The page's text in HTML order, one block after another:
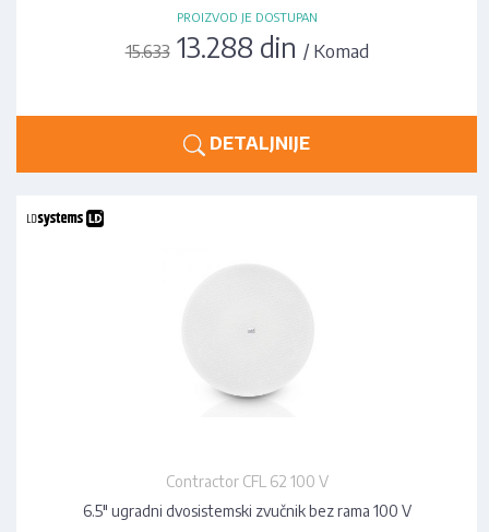
PROIZVOD JE DOSTUPAN
15.63313.288 din / Komad
DETALJNIJE
Contractor CFL 62 100 V
6.5" ugradni dvosistemski zvučnik bez rama 100 V